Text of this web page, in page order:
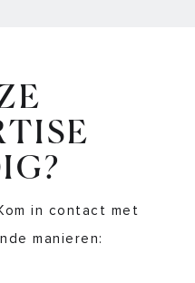
in contact met
manieren: